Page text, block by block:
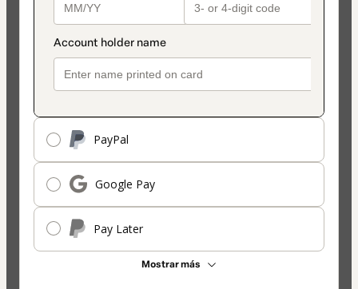
PayPal
Google Pay
Pay Later
Mostrar más